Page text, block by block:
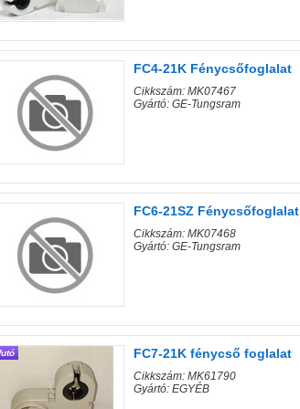
FC4-21K Fénycsőfoglalat
Cikkszám: MK07467
Gyártó: GE-Tungsram
FC6-21SZ Fénycsőfoglalat
Cikkszám: MK07468
Gyártó: GE-Tungsram
FC7-21K fénycső foglalat
Cikkszám: MK61790
Gyártó: EGYÉB